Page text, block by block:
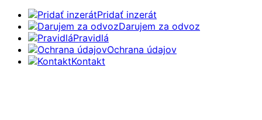
Pridať inzerát
Darujem za odvoz
Pravidlá
Ochrana údajov
Kontakt